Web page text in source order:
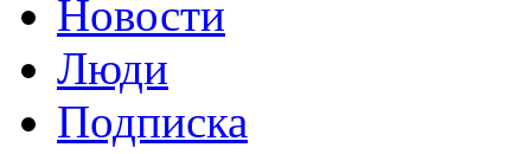
Новости
Люди
Подписка